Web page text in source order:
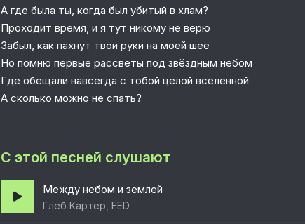
А где была ты, когда был убитый в хлам?
Проходит время, и я тут никому не верю
Забыл, как пахнут твои руки на моей шее
Но помню первые рассветы под звёздным небом
Где обещали навсегда с тобой целой вселенной
А сколько можно не спать?
С этой песней слушают
Между небом и землей
Глеб Картер, FED